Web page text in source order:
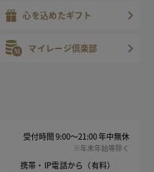
心を込めたギフト
マイレージ倶楽部
受付時間 9:00～21:00 年中無休
※年末年始等除く
携帯・IP電話から（有料）